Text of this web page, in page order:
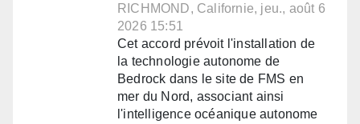
RICHMOND, Californie, jeu., août 6
2026 15:51
Cet accord prévoit l'installation de
la technologie autonome de
Bedrock dans le site de FMS en
mer du Nord, associant ainsi
l'intelligence océanique autonome